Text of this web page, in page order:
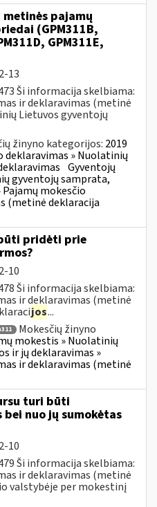
pajamų
(GPM311B,
GPM311E,
13
Ši informacija skelbiama:
ir deklaravimas (metinė
Lietuvos gyventojų
žinyno kategorijos: 2019
» Nuolatinių
Gyventojų
gyventojų samprata,
mokesčio
(metinė deklaracija
pridėti prie
10
Ši informacija skelbiama:
ir deklaravimas (metinė
jos...
Mokesčių žinyno
mokestis » Nuolatinių
ir jų deklaravimas »
ir deklaravimas (metinė
turi būti
nuo jų sumokėtas
10
Ši informacija skelbiama:
ir deklaravimas (metinė
valstybėje per mokestinį